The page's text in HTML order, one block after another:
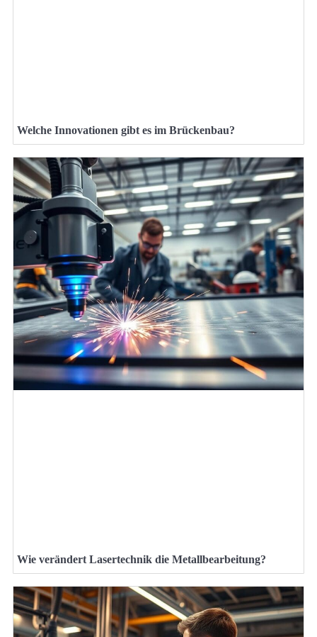
Welche Innovationen gibt es im Brückenbau?
Wie verändert Lasertechnik die Metallbearbeitung?